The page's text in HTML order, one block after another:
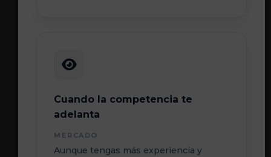
Cuando la competencia te
adelanta
MERCADO
Aunque tengas más experiencia y